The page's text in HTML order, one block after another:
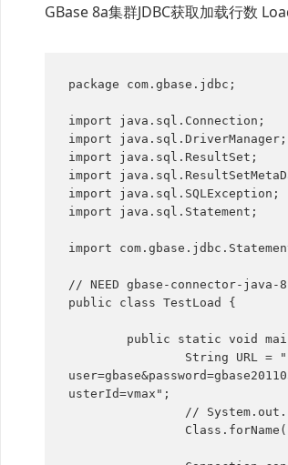
GBase 8a集群JDBC获取加载行数
package com.gbase.jdbc;
import java.sql.Connection;
import java.sql.DriverManager;
import java.sql.ResultSet;
import
import java.sql.SQLException;
import java.sql.Statement;
import
// NEED gbase-connector-
public class TestLoad {
usterId=vmax";